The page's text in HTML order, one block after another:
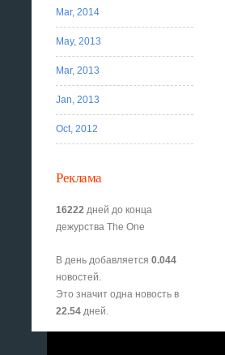
Mar, 2014
May, 2013
Mar, 2013
Jan, 2013
Oct, 2012
Реклама
16222 дней до конца
дежурства The One
В день добавляется0.044
новостей.
Это значит одна новость в
22.54 дней.